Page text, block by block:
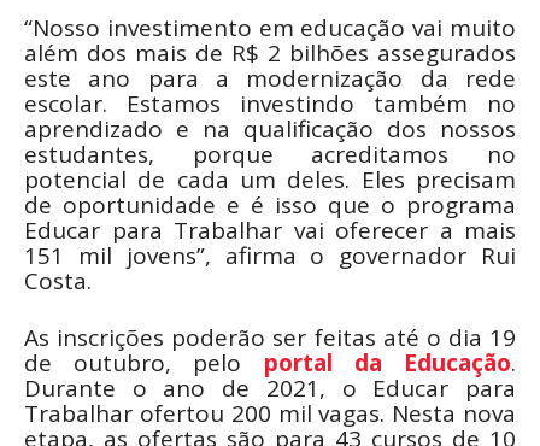
“Nosso investimento em educação vai muito
além dos mais de R$ 2 bilhões assegurados
este ano para a modernização da rede
escolar. Estamos investindo também no
aprendizado e na qualificação dos nossos
estudantes, porque acreditamos no
potencial de cada um deles. Eles precisam
de oportunidade e é isso que o programa
Educar para Trabalhar vai oferecer a mais
151 mil jovens”, afirma o governador Rui
Costa.
As inscrições poderão ser feitas até o dia 19
de outubro, pelo portal da Educação.
Durante o ano de 2021, o Educar para
Trabalhar ofertou 200 mil vagas. Nesta nova
etapa, as ofertas são para 43 cursos de 10